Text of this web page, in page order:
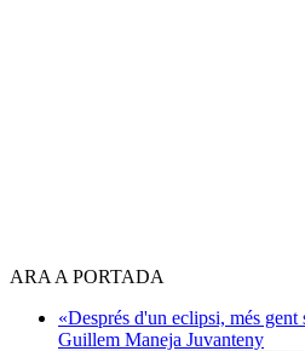
ARA A PORTADA
«Després d'un eclipsi, més gent
Guillem Maneja Juvanteny